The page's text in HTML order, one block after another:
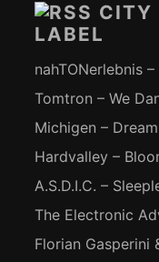
CITY
LABEL
nahTONerlebnis
Tomtron – We
Michigen – Dream
Hardvalley –
A.S.D.I.C. –
The Electronic
Florian Gasperini